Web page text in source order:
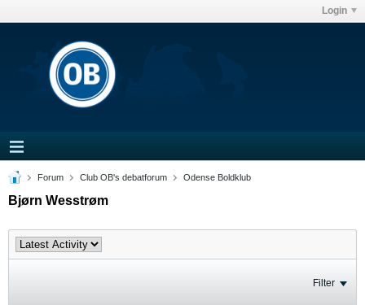
Login
Forum Club OB's debatforum Odense Boldklub
Bjørn Wesstrøm
Filter